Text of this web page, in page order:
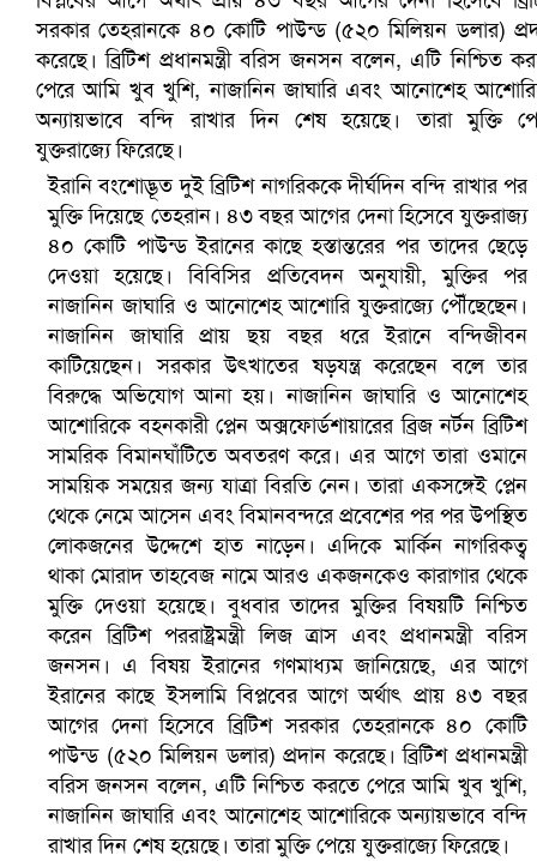
সৌদিতে ব্যাপক ধরপাকড়, এক সপ্তাহেই ২১ হাজারের বেশি
বৈষম্যবিরোধী ছাত্র আন্দোলনের সাধারণ সম্পাদকের পদত্যাগ
ভিউ বাড়াতে রাম দা হাতে ফেসবুকে ভিডিও পোস্ট শিক্ষকের
ইরানি বংশোদ্ভূত দুই ব্রিটিশ নাগরিককে দীর্ঘদিন বন্দি রাখার পর
মুক্তি দিয়েছে তেহরান। ৪৩ বছর আগের দেনা হিসেবে যুক্তরাজ্য
৪০ কোটি পাউন্ড ইরানের কাছে হস্তান্তরের পর তাদের ছেড়ে
দেওয়া হয়েছে। বিবিসির প্রতিবেদন অনুযায়ী, মুক্তির পর
নাজানিন জাঘারি ও আনোশেহ আশোরি যুক্তরাজ্যে পৌঁছেছেন।
নাজানিন জাঘারি প্রায় ছয় বছর ধরে ইরানে বন্দিজীবন
কাটিয়েছেন। সরকার উৎখাতের ষড়যন্ত্র করেছেন বলে তার
বিরুদ্ধে অভিযোগ আনা হয়। নাজানিন জাঘারি ও আনোশেহ
আশোরিকে বহনকারী প্লেন অক্সফোর্ডশায়ারের ব্রিজ নর্টন ব্রিটিশ
সামরিক বিমানঘাঁটিতে অবতরণ করে। এর আগে তারা ওমানে
সাময়িক সময়ের জন্য যাত্রা বিরতি নেন। তারা একসঙ্গেই প্লেন
থেকে নেমে আসেন এবং বিমানবন্দরে প্রবেশের পর পর উপস্থিত
লোকজনের উদ্দেশে হাত নাড়েন। এদিকে মার্কিন নাগরিকত্ব
থাকা মোরাদ তাহবেজ নামে আরও একজনকেও কারাগার থেকে
মুক্তি দেওয়া হয়েছে। বুধবার তাদের মুক্তির বিষয়টি নিশ্চিত
করেন ব্রিটিশ পররাষ্ট্রমন্ত্রী লিজ ত্রাস এবং প্রধানমন্ত্রী বরিস
জনসন। এ বিষয় ইরানের গণমাধ্যম জানিয়েছে, এর আগে
ইরানের কাছে ইসলামি বিপ্লবের আগে অর্থাৎ প্রায় ৪৩ বছর
আগের দেনা হিসেবে ব্রিটিশ সরকার তেহরানকে ৪০ কোটি
পাউন্ড (৫২০ মিলিয়ন ডলার) প্রদান করেছে। ব্রিটিশ প্রধানমন্ত্রী
বরিস জনসন বলেন, এটি নিশ্চিত করতে পেরে আমি খুব খুশি,
নাজানিন জাঘারি এবং আনোশেহ আশোরিকে অন্যায়ভাবে বন্দি
রাখার দিন শেষ হয়েছে। তারা মুক্তি পেয়ে যুক্তরাজ্যে ফিরেছে।